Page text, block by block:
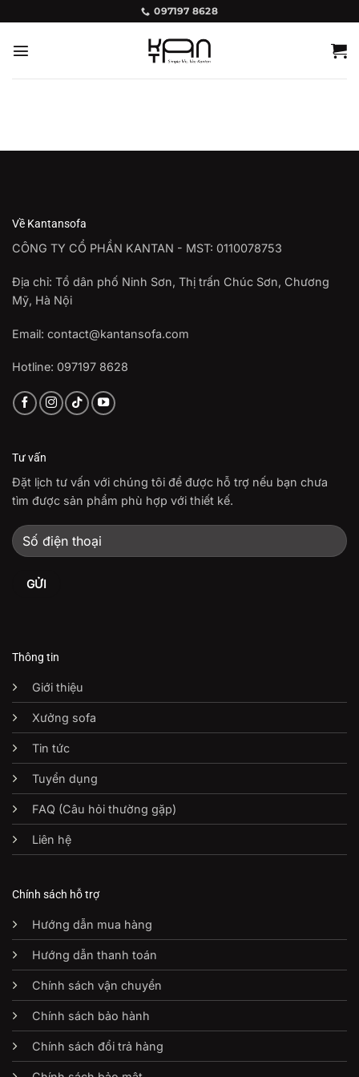
qua
nội
097197 8628
Về Kantansofa
CÔNG TY CỔ PHẦN KANTAN - MST: 0110078753
Địa chỉ: Tổ dân phố Ninh Sơn, Thị trấn Chúc Sơn, Chương
Mỹ, Hà Nội
Email: contact@kantansofa.com
Hotline: 097197 8628
Thông tin
Giới thiệu
Xưởng sofa
Tin tức
Tuyển dụng
FAQ (Câu hỏi thường gặp)
Liên hệ
Chính sách hỗ trợ
Hướng dẫn mua hàng
Hướng dẫn thanh toán
Chính sách vận chuyển
Chính sách bảo hành
Chính sách đổi trả hàng
Tư vấn
Đặt lịch tư vấn với chúng tôi để được hỗ trợ nếu bạn chưa
tìm được sản phẩm phù hợp với thiết kế.